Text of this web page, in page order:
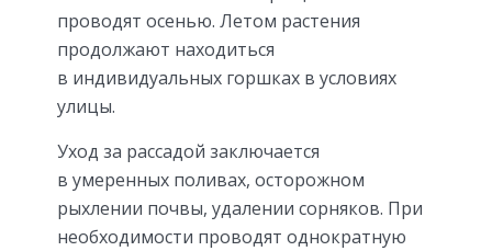
проводят осенью. Летом растения
продолжают находиться
в индивидуальных горшках в условиях
улицы.
Уход за рассадой заключается
в умеренных поливах, осторожном
рыхлении почвы, удалении сорняков. При
необходимости проводят однократную